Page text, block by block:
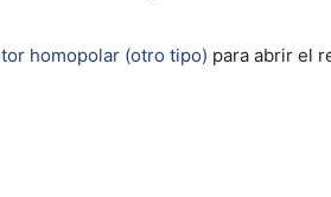
homopolar (otro tipo) para abrir el